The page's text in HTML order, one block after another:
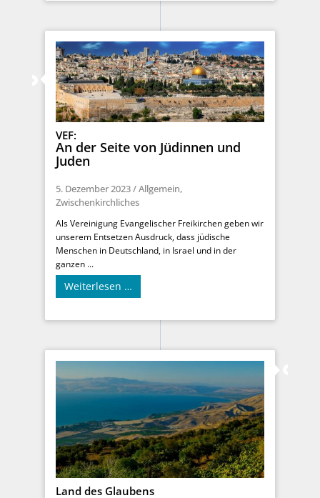
VEF:
An der Seite von Jüdinnen und
Juden
5. Dezember 2023/Allgemein,
Zwischenkirchliches
Als Vereinigung Evangelischer Freikirchen geben wir
unserem Entsetzen Ausdruck, dass jüdische
Menschen in Deutschland, in Israel und in der
ganzen ...
Weiterlesen …
Land des Glaubens